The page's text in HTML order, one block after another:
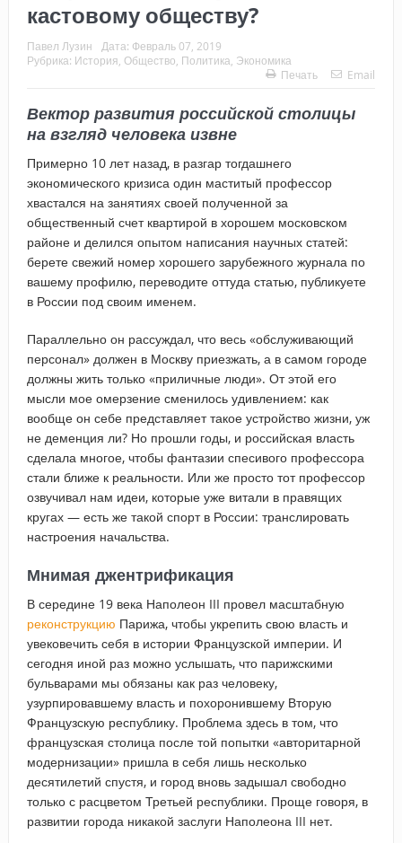
кастовому обществу?
Павел Лузин Дата: Февраль 07, 2019
Рубрика: История Общество Политика Экономика
Печать
Email
Вектор развития российской столицы
на взгляд человека извне
Примерно 10 лет назад, в разгар тогдашнего
экономического кризиса один маститый профессор
хвастался на занятиях своей полученной за
общественный счет квартирой в хорошем московском
районе и делился опытом написания научных статей:
берете свежий номер хорошего зарубежного журнала по
вашему профилю, переводите оттуда статью, публикуете
в России под своим именем.
Параллельно он рассуждал, что весь «обслуживающий
персонал» должен в Москву приезжать, а в самом городе
должны жить только «приличные люди». От этой его
мысли мое омерзение сменилось удивлением: как
вообще он себе представляет такое устройство жизни, уж
не деменция ли? Но прошли годы, и российская власть
сделала многое, чтобы фантазии спесивого профессора
стали ближе к реальности. Или же просто тот профессор
озвучивал нам идеи, которые уже витали в правящих
кругах — есть же такой спорт в России: транслировать
настроения начальства.
Мнимая джентрификация
В середине 19 века Наполеон III провел масштабную
реконструкцию Парижа, чтобы укрепить свою власть и
увековечить себя в истории Французской империи. И
сегодня иной раз можно услышать, что парижскими
бульварами мы обязаны как раз человеку,
узурпировавшему власть и похоронившему Вторую
Французскую республику. Проблема здесь в том, что
французская столица после той попытки «авторитарной
модернизации» пришла в себя лишь несколько
десятилетий спустя, и город вновь задышал свободно
только с расцветом Третьей республики. Проще говоря, в
развитии города никакой заслуги Наполеона III нет.